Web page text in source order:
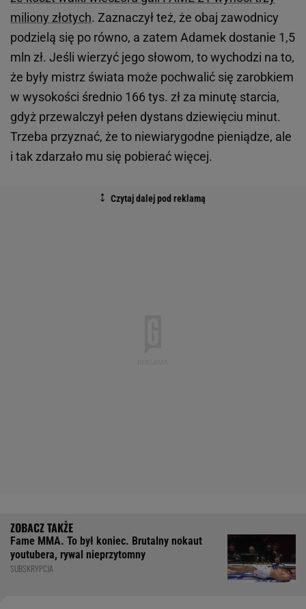
miliony złotych. Zaznaczył też, że obaj zawodnicy
podzielą się po równo, a zatem Adamek dostanie 1,5
mln zł. Jeśli wierzyć jego słowom, to wychodzi na to,
że były mistrz świata może pochwalić się zarobkiem
w wysokości średnio 166 tys. zł za minutę starcia,
gdyż przewalczył pełen dystans dziewięciu minut.
Trzeba przyznać, że to niewiarygodne pieniądze, ale
i tak zdarzało mu się pobierać więcej.
Fame MMA. To był koniec. Brutalny nokaut
youtubera, rywal nieprzytomny
SUBSKRYPCJA